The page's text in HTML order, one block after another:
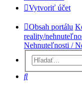
Vytvoriť účet
Obsah portálu
reality/
Nehnuteľnosti /
Hľadať